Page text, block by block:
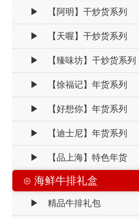
▶ 【阿明】干炒货系列
▶ 【天喔】干炒货系列
▶ 【臻味坊】干炒货系列
▶ 【徐福记】年货系列
▶ 【好想你】年货系列
▶ 【迪士尼】年货系列
▶ 【品上海】特色年货
⊙ 海鲜牛排礼盒
▶ 精品牛排礼包